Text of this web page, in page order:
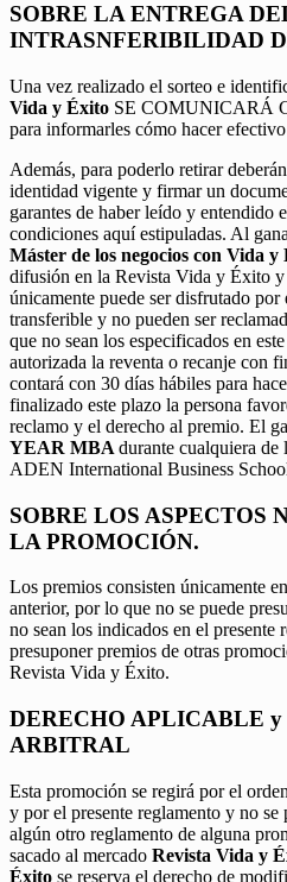
SOBRE LA ENTREGA
INTRASNFERIBILIDAD
Una vez realizado el sorteo e
Vida y Éxito SE COMUNICARÁ
para informarles cómo hacer
Además, para poderlo retirar
identidad vigente y firmar un
garantes de haber leído y entendido
condiciones aquí estipuladas. Al
Máster de los negocios con Vida
difusión en la Revista Vida y Éxito y
únicamente puede ser disfrutado por
transferible y no pueden ser
que no sean los especificados en
autorizada la reventa o recanje con
contará con 30 días hábiles para
finalizado este plazo la persona
reclamo y el derecho al premio. El
YEAR MBA durante cualquiera de
ADEN International Business
SOBRE LOS ASPECTOS
LA PROMOCIÓN.
Los premios consisten únicamente
anterior, por lo que no se puede
no sean los indicados en el presente
presuponer premios de otras
Revista Vida y Éxito.
DERECHO APLICABLE
ARBITRAL
Esta promoción se regirá por el
y por el presente reglamento y no
algún otro reglamento de alguna
sacado al mercado Revista Vida y
Éxito se reserva el derecho de